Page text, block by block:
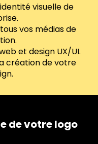
visuelle de
vos médias de
et design UX/UI.
création de votre
de votre logo